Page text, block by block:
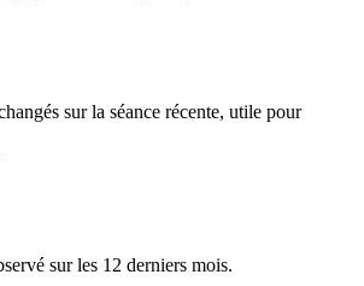
sur la séance récente, utile pour
sur les 12 derniers mois.